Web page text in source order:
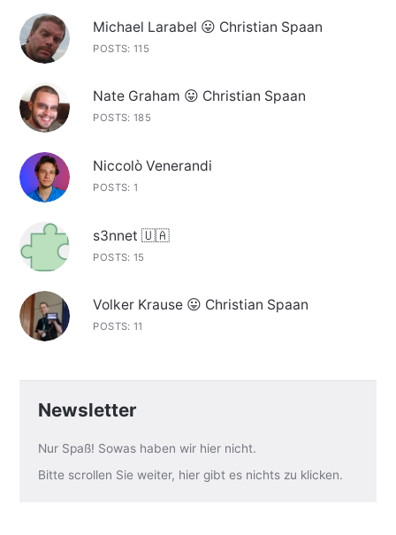
Michael Larabel 😛 Christian Spaan
POSTS: 115
Nate Graham 😛 Christian Spaan
POSTS: 185
Niccolò Venerandi
POSTS: 1
s3nnet 🇺🇦
POSTS: 15
Volker Krause 😛 Christian Spaan
POSTS: 11
Newsletter
Nur Spaß! Sowas haben wir hier nicht.
Bitte scrollen Sie weiter, hier gibt es nichts zu klicken.